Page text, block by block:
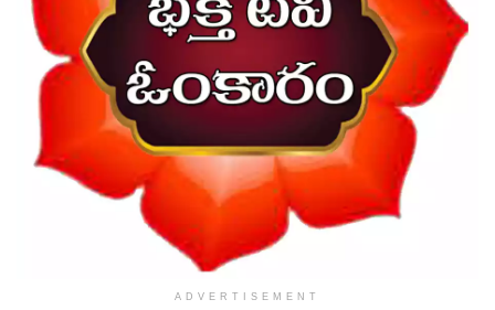
ADVERTISEMENT